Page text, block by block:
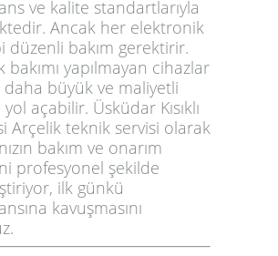
ve kalite standartlarıyla
Ancak her elektronik
düzenli bakım gerektirir.
bakımı yapılmayan cihazlar
daha büyük ve maliyetli
açabilir. Üsküdar Kısıklı
Arçelik teknik servisi olarak
bakım ve onarım
profesyonel şekilde
ilk günkü
kavuşmasını